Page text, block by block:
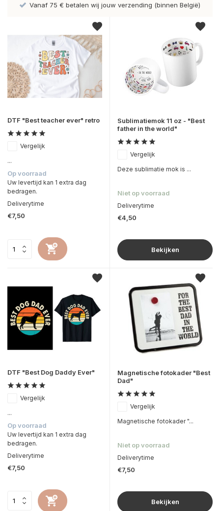
Vanaf 75 € betalen wij jouw verzending (binnen België)
DTF "Best teacher ever" retro
Vergelijk
...
Op voorraad
Uw levertijd kan 1 extra dag
bedragen.
Deliverytime
€7,50
Sublimatiemok 11 oz - "Best
father in the world"
Vergelijk
Deze sublimatie mok is ...
Niet op voorraad
Deliverytime
€4,50
Bekijken
DTF "Best Dog Daddy Ever"
Vergelijk
...
Op voorraad
Uw levertijd kan 1 extra dag
bedragen.
Deliverytime
€7,50
Magnetische fotokader "Best
Dad"
Vergelijk
Magnetische fotokader "...
Niet op voorraad
Deliverytime
€7,50
Bekijken